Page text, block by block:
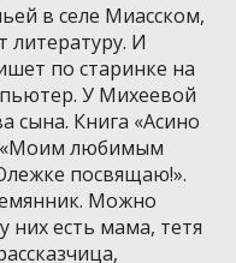
в селе Миасском,
литературу. И
по старинке на
У Михеевой
сына. Книга «Асино
«Моим любимым
посвящаю!».
Можно
есть мама, тетя